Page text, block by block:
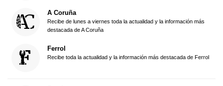
A Coruña
Recibe de lunes a viernes toda la actualidad y la información más
destacada de A Coruña
Ferrol
Recibe toda la actualidad y la información más destacada de Ferrol